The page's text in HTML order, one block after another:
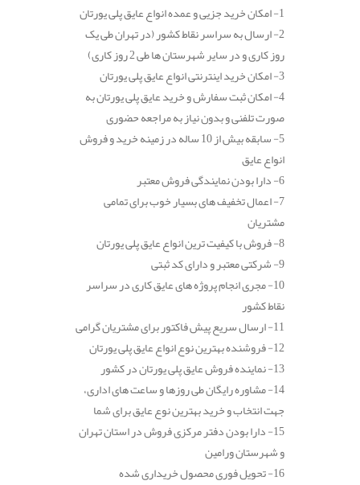
1- امکان خرید جزیی و عمده انواع عایق پلی یورتان
2- ارسال به سراسر نقاط کشور (در تهران طی یک
روز کاری و در سایر شهرستان ها طی 2 روز کاری)
3- امکان خرید اینترنتی انواع عایق پلی یورتان
4- امکان ثبت سفارش و خرید عایق پلی یورتان به
صورت تلفنی و بدون نیاز به مراجعه حضوری
5- سابقه بیش از 10 ساله در زمینه خرید و فروش
انواع عایق
6- دارا بودن نمایندگی فروش معتبر
7- اعمال تخفیف های بسیار خوب برای تمامی
مشتریان
8- فروش با کیفیت ترین انواع عایق پلی یورتان
9- شرکتی معتبر و دارای کد ثبتی
10- مجری انجام پروژه های عایق کاری در سراسر
نقاط کشور
11- ارسال سریع پیش فاکتور برای مشتریان گرامی
12- فروشنده بهترین نوع انواع عایق پلی یورتان
13- نماینده فروش عایق پلی یورتان در کشور
14- مشاوره رایگان طی روزها و ساعت های اداری،
جهت انتخاب و خرید بهترین نوع عایق برای شما
15- دارا بودن دفتر مرکزی فروش در استان تهران
و شهرستان ورامین
16- تحویل فوری محصول خریداری شده